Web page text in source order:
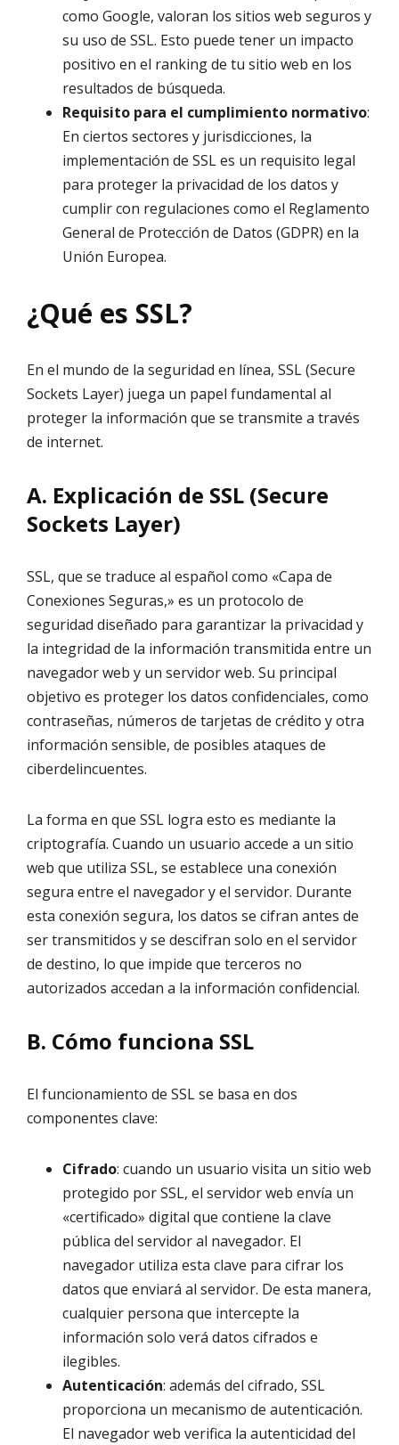
como Google, valoran los sitios web seguros y
su uso de SSL. Esto puede tener un impacto
positivo en el ranking de tu sitio web en los
resultados de búsqueda.
Requisito para el cumplimiento normativo:
En ciertos sectores y jurisdicciones, la
implementación de SSL es un requisito legal
para proteger la privacidad de los datos y
cumplir con regulaciones como el Reglamento
General de Protección de Datos (GDPR) en la
Unión Europea.
¿Qué es SSL?
En el mundo de la seguridad en línea, SSL (Secure
Sockets Layer) juega un papel fundamental al
proteger la información que se transmite a través
de internet.
A. Explicación de SSL (Secure
Sockets Layer)
SSL, que se traduce al español como «Capa de
Conexiones Seguras,» es un protocolo de
seguridad diseñado para garantizar la privacidad y
la integridad de la información transmitida entre un
navegador web y un servidor web. Su principal
objetivo es proteger los datos confidenciales, como
contraseñas, números de tarjetas de crédito y otra
información sensible, de posibles ataques de
ciberdelincuentes.
La forma en que SSL logra esto es mediante la
criptografía. Cuando un usuario accede a un sitio
web que utiliza SSL, se establece una conexión
segura entre el navegador y el servidor. Durante
esta conexión segura, los datos se cifran antes de
ser transmitidos y se descifran solo en el servidor
de destino, lo que impide que terceros no
autorizados accedan a la información confidencial.
B. Cómo funciona SSL
El funcionamiento de SSL se basa en dos
componentes clave:
Cifrado: cuando un usuario visita un sitio web
protegido por SSL, el servidor web envía un
«certificado» digital que contiene la clave
pública del servidor al navegador. El
navegador utiliza esta clave para cifrar los
datos que enviará al servidor. De esta manera,
cualquier persona que intercepte la
información solo verá datos cifrados e
ilegibles.
Autenticación: además del cifrado, SSL
proporciona un mecanismo de autenticación.
El navegador web verifica la autenticidad del